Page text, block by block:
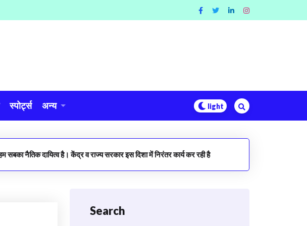
स्पोर्ट्स अन्य
नैतिक दायित्व है। केंद्र व राज्य सरकार इस दिशा में निरंतर कार्य कर रही है
Search